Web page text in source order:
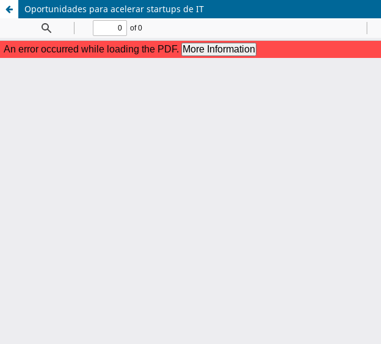
Oportunidades para acelerar startups de IT